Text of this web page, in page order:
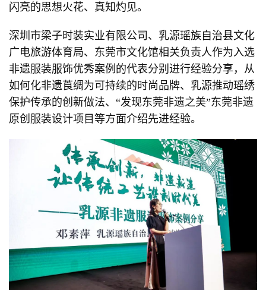
闪亮的思想火花、真知灼见。
深圳市梁子时装实业有限公司、乳源瑶族自治县文化
广电旅游体育局、东莞市文化馆相关负责人作为入选
非遗服装服饰优秀案例的代表分别进行经验分享，从
如何化非遗莨绸为可持续的时尚品牌、乳源推动瑶绣
保护传承的创新做法、“发现东莞非遗之美”东莞非遗
原创服装设计项目等方面介绍先进经验。